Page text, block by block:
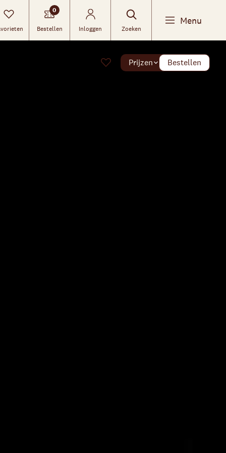
0
Bestellen Inloggen Zoeken
Menu
Prijzen Bestellen